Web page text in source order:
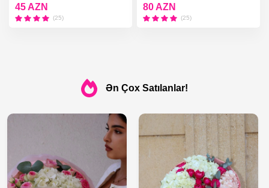
45 AZN
(25)
80 AZN
(25)
Ən Çox Satılanlar!